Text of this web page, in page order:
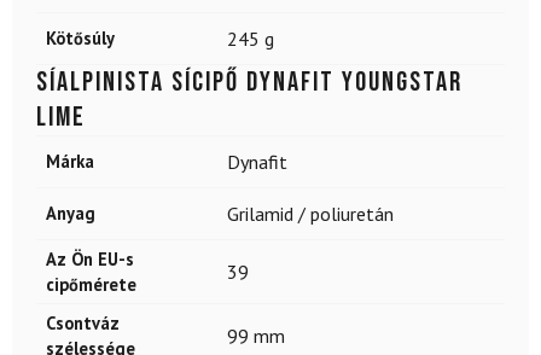
Kötősúly 245 g
Síalpinista sícipő DYNAFIT Youngstar
Lime
Márka Dynafit
Anyag Grilamid / poliuretán
Az Ön EU-s
cipőmérete
39
Csontváz
szélessége
99 mm